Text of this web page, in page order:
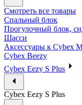
Смотреть все товары
Спальный блок
Прогулочный блок,
Шасси
Аксессуары к Cybex
Cybex Beezy
Cybex Eezy S Plus
Cybex Eezy S Plus